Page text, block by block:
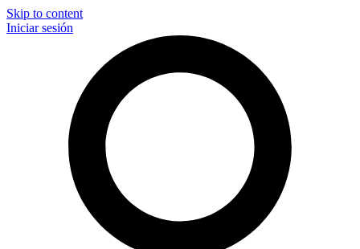
Skip to content
Iniciar sesión